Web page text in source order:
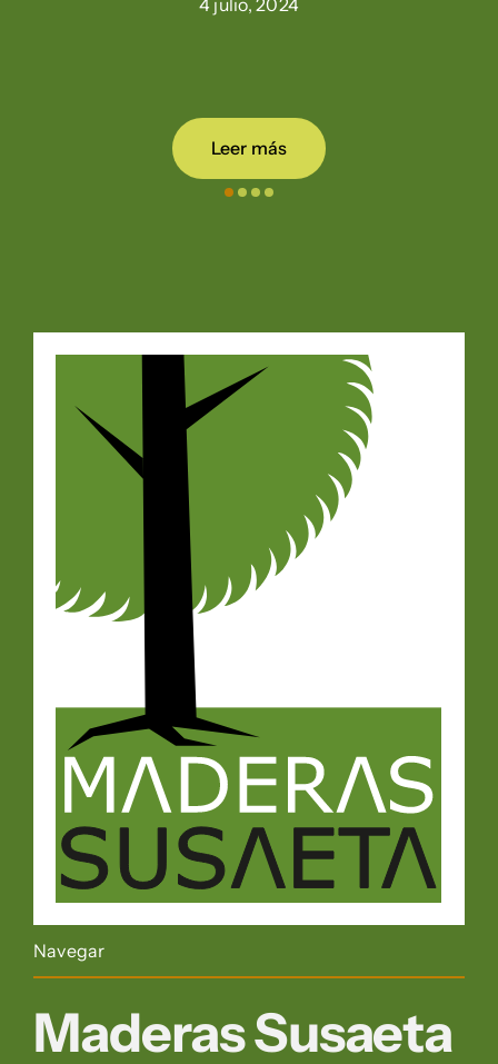
Leer más
Navegar
Maderas Susaeta